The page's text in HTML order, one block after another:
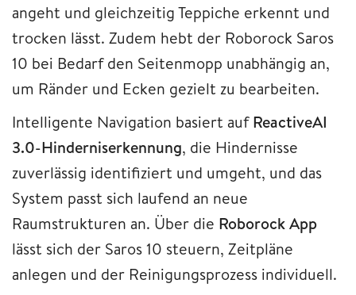
angeht und gleichzeitig Teppiche erkennt und
trocken lässt. Zudem hebt der Roborock Saros
10 bei Bedarf den Seitenmopp unabhängig an,
um Ränder und Ecken gezielt zu bearbeiten.
Intelligente Navigation basiert aufReactiveAI
3.0-Hinderniserkennung, die Hindernisse
zuverlässig identifiziert und umgeht, und das
System passt sich laufend an neue
Raumstrukturen an. Über die Roborock App
lässt sich der Saros 10 steuern, Zeitpläne
anlegen und der Reinigungsprozess individuell.